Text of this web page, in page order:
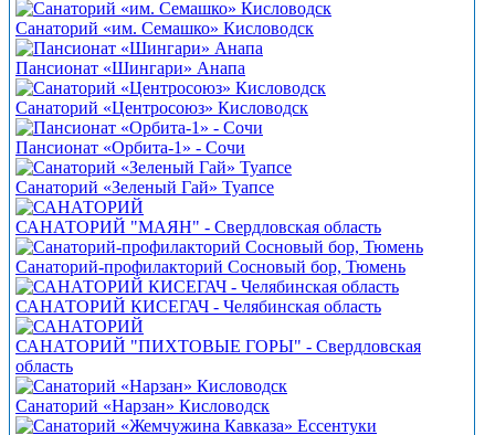
Санаторий «им. Семашко» Кисловодск
Пансионат «Шингари» Анапа
Санаторий «Центросоюз» Кисловодск
Пансионат «Орбита-1» - Сочи
Санаторий «Зеленый Гай» Туапсе
САНАТОРИЙ "МАЯН" - Свердловская область
Санаторий-профилакторий Сосновый бор, Тюмень
САНАТОРИЙ КИСЕГАЧ - Челябинская область
САНАТОРИЙ "ПИХТОВЫЕ ГОРЫ" - Свердловская
область
Санаторий «Нарзан» Кисловодск